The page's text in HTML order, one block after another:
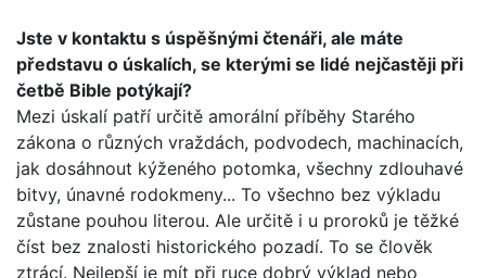
Jste v kontaktu s úspěšnými čtenáři, ale máte
představu o úskalích, se kterými se lidé nejčastěji při
četbě Bible potý­kají?
Mezi úskalí patří určitě amorální příběhy Starého
zákona o různých vraždách, podvodech, machinacích,
jak dosáhnout kýženého potomka, všechny zdlouhavé
bitvy, únavné rodo­kmeny... To všechno bez výkladu
zůstane pouhou literou. Ale určitě i u proroků je těžké
číst bez znalosti historického pozadí. To se člověk
ztrácí. Nejlepší je mít při ruce dobrý výklad nebo